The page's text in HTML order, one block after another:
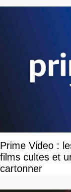
Prime Video :
films cultes et
cartonner